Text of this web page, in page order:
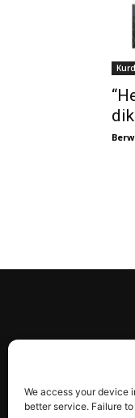
We access your device
better service. Failure